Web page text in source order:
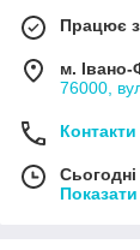
Працює
м. Івано-
76000,
Контакти